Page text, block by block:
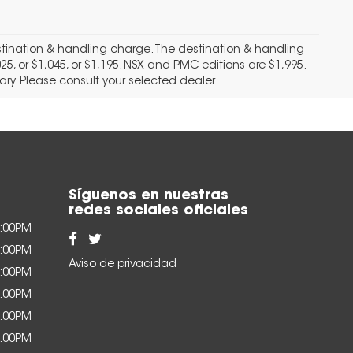
& handling charge. The destination & handling
or $1,045, or $1,195. NSX and PMC editions are $1,995.
Please consult your selected dealer.
Síguenos en nuestras
redes sociales oficiales
Aviso de privacidad